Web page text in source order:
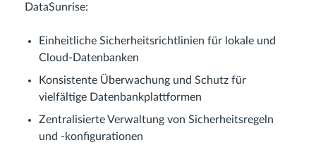
DataSunrise:
Einheitliche Sicherheitsrichtlinien für lokale und
Cloud-Datenbanken
Konsistente Überwachung und Schutz für
vielfältige Datenbankplattformen
Zentralisierte Verwaltung von Sicherheitsregeln
und -konfigurationen